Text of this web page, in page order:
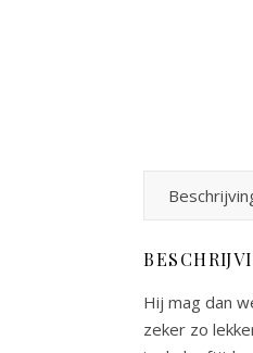
Hij mag dan
zeker zo